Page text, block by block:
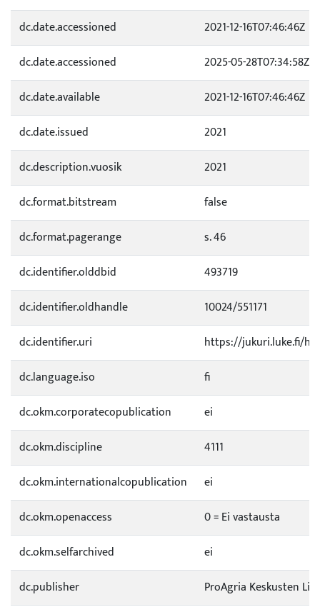
dc.date.accessioned
2021-12-16T07:46:46Z
dc.date.accessioned
2025-05-28T07:34:58Z
dc.date.available
2021-12-16T07:46:46Z
dc.date.issued
2021
dc.description.vuosik
2021
dc.format.bitstream
false
dc.format.pagerange
s. 46
dc.identifier.olddbid
493719
dc.identifier.oldhandle
10024/551171
dc.identifier.uri
https://jukuri.luke.fi/
dc.language.iso
fi
dc.okm.corporatecopublication
ei
dc.okm.discipline
4111
dc.okm.internationalcopublication
ei
dc.okm.openaccess
0 = Ei vastausta
dc.okm.selfarchived
ei
dc.publisher
ProAgria Keskusten